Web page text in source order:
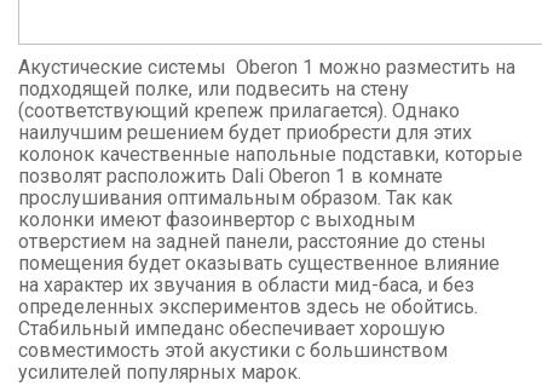
Акустические системы Oberon 1 можно разместить на
подходящей полке, или подвесить на стену
(соответствующий крепеж прилагается). Однако
наилучшим решением будет приобрести для этих
колонок качественные напольные подставки, которые
позволят расположить Dali Oberon 1 в комнате
прослушивания оптимальным образом. Так как
колонки имеют фазоинвертор с выходным
отверстием на задней панели, расстояние до стены
помещения будет оказывать существенное влияние
на характер их звучания в области мид-баса, и без
определенных экспериментов здесь не обойтись.
Стабильный импеданс обеспечивает хорошую
совместимость этой акустики с большинством
усилителей популярных марок.